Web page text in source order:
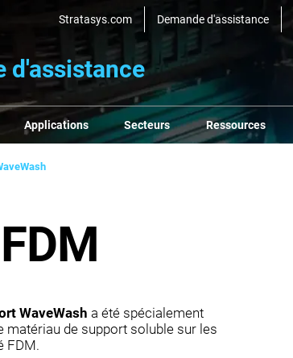
Stratasys.com Demande d'assistance
d'assistance
Applications Secteurs Ressources
WaveWash a été spécialement
de support soluble sur les
FDM.